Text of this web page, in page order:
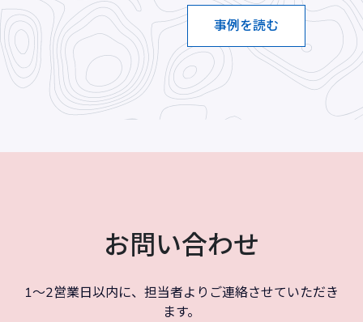
事例を読む
お問い合わせ
1～2営業日以内に、担当者よりご連絡させていただき
ます。